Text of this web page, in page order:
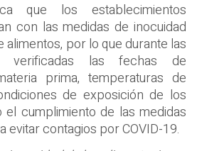
que los establecimientos
con las medidas de inocuidad
por lo que durante las
verificadas las fechas de
prima, temperaturas de
de exposición de los
el cumplimiento de las medidas
evitar contagios por COVID-19.